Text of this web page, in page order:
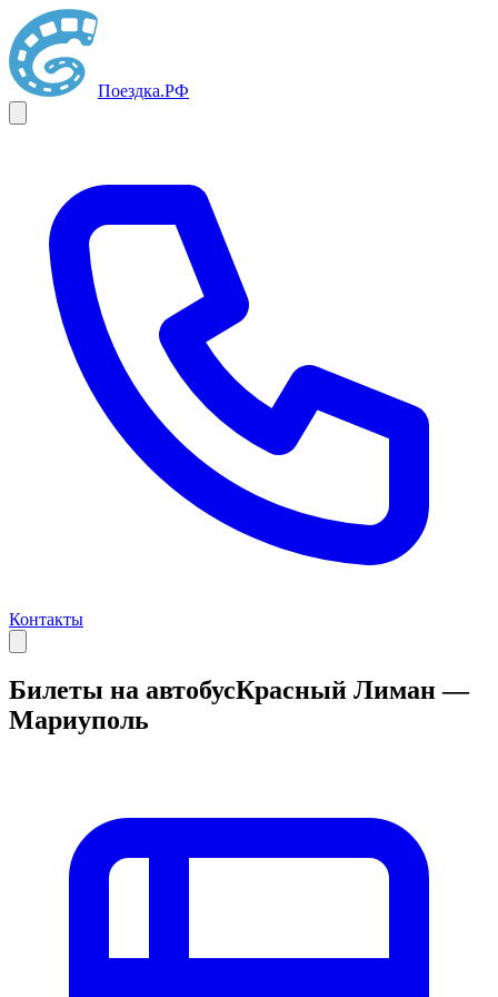
Поездка.РФ
Контакты
Билеты на автобусКрасный Лиман —
Мариуполь